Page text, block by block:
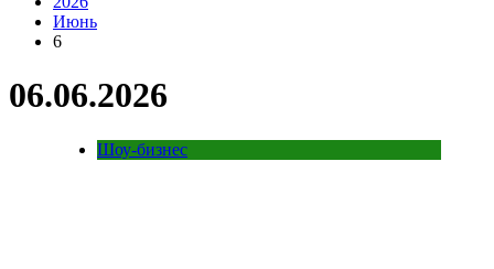
Июнь
6
06.06.2026
Шоу-бизнес